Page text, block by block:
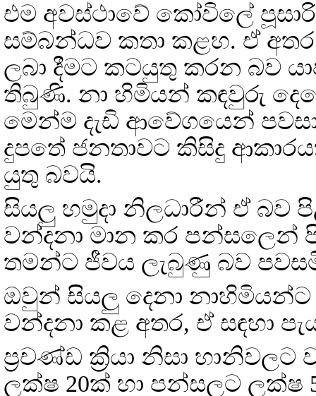
එම අවස්ථාවේ කෝවිලේ
සම්බන්ධව කතා කළහ. ඒ
ලබා දීමට කටයුතු කරන බව
තිබුණි. නා හිමියන් කඳවුරු
මෙන්ම දැඩි ආවේගයෙන්
දුපතේ ජනතාවට කිසිදු
යුතු බවයි.
සියලු හමුදා නිලධාරීන් ඒ බව
වන්දනා මාන කර පන්සලෙන්
තමන්ට ජීවය ලැබුණු බව
ඔවුන් සියලු දෙනා
වන්දනා කළ අතර, ඒ සඳහා
ප්‍රචණ්ඩ ක්‍රියා නිසා
ලක්ෂ 20ක් හා පන්සලට ලක්ෂ